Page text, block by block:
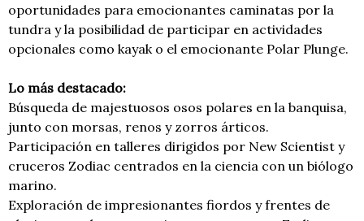
oportunidades para emocionantes caminatas por la
tundra y la posibilidad de participar en actividades
opcionales como kayak o el emocionante Polar Plunge.
Lo más destacado:
Búsqueda de majestuosos osos polares en la banquisa,
junto con morsas, renos y zorros árticos.
Participación en talleres dirigidos por New Scientist y
cruceros Zodiac centrados en la ciencia con un biólogo
marino.
Exploración de impresionantes fiordos y frentes de